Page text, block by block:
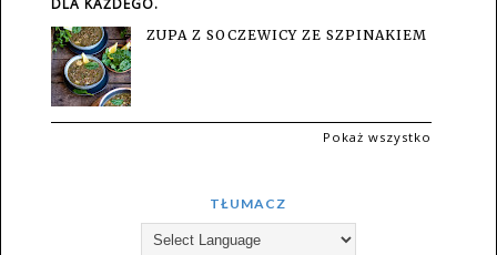
ZUPA Z SOCZEWICY ZE SZPINAKIEM
Pokaż wszystko
TŁUMACZ